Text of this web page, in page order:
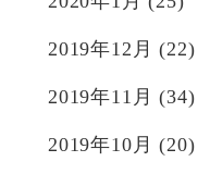
2019年12月 (22)
2019年11月 (34)
2019年10月 (20)